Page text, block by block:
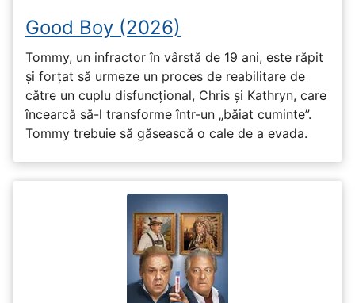
Good Boy (2026)
Tommy, un infractor în vârstă de 19 ani, este răpit
și forțat să urmeze un proces de reabilitare de
către un cuplu disfuncțional, Chris și Kathryn, care
încearcă să-l transforme într-un „băiat cuminte”.
Tommy trebuie să găsească o cale de a evada.